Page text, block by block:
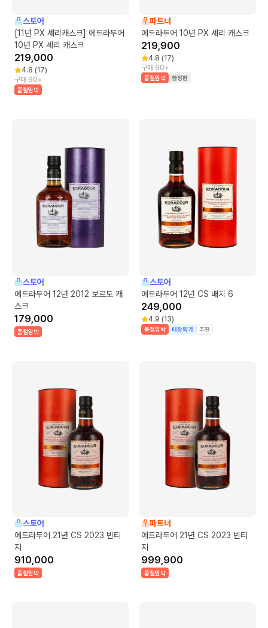
스토어
[11년 PX 셰리캐스크] 에드라두어
10년 PX 셰리 캐스크
219,000
4.8 (17)
구매 90+
품절임박
파트너
에드라두어 10년 PX 셰리 캐스크
219,900
4.8 (17)
구매 90+
품절임박 한정판
스토어
에드라두어 12년 2012 보르도 캐
스크
179,000
품절임박
스토어
에드라두어 12년 CS 배치 6
249,000
4.9 (13)
품절임박 매장특가 추천
스토어
에드라두어 21년 CS 2023 빈티
지
910,000
품절임박
파트너
에드라두어 21년 CS 2023 빈티
지
999,900
품절임박